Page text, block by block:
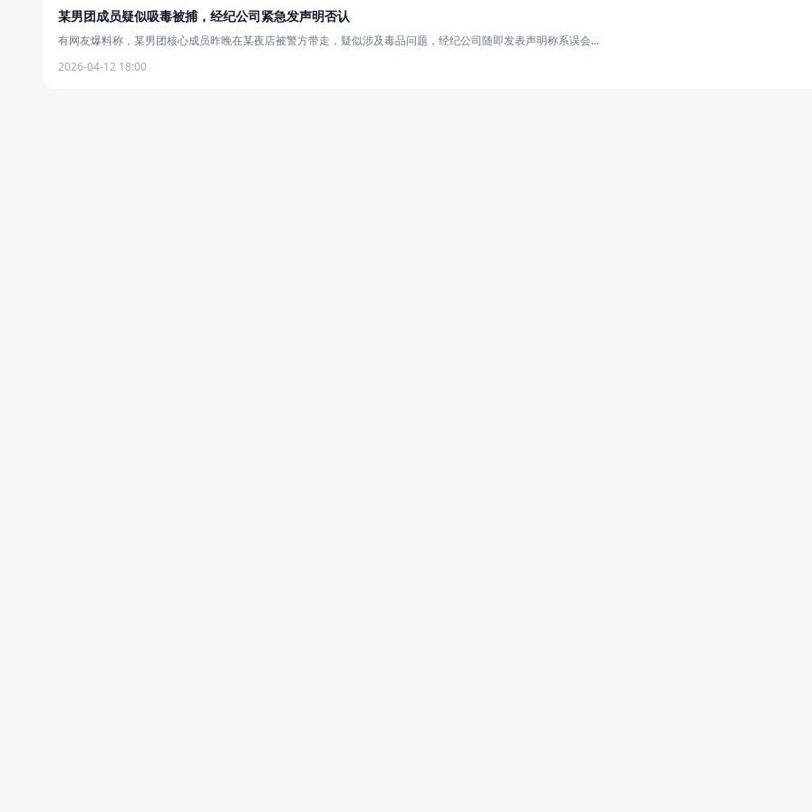
某男团成员疑似吸毒被捕，经纪公司紧急发声明否认
有网友爆料称，某男团核心成员昨晚在某夜店被警方带走，疑似涉及毒品问题，经纪公司随即发表声明称系误会...
2026-04-12 18:00